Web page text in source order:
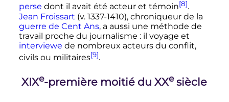
perse dont il avait été acteur et témoin[8].
Jean Froissart (v. 1337-1410), chroniqueur de la
guerre de Cent Ans, a aussi une méthode de
travail proche du journalisme : il voyage et
interviewe de nombreux acteurs du conflit,
civils ou militaires[9].
XIXe-première moitié du XXesiècle